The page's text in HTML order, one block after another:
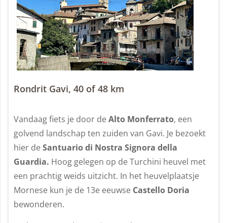
Rondrit Gavi, 40 of 48 km
Vandaag fiets je door deAlto Monferrato, een
golvend landschap ten zuiden van Gavi. Je bezoekt
hier deSantuario di Nostra Signora della
Guardia. Hoog gelegen op de Turchini heuvel met
een prachtig weids uitzicht. In het heuvelplaatsje
Mornese kun je de 13e eeuwse Castello Doria
bewonderen.